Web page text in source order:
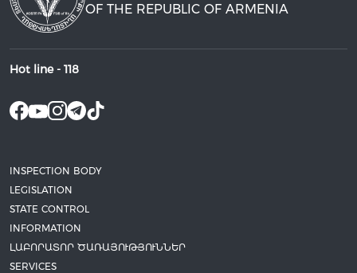
OF THE REPUBLIC OF ARMENIA
Hot line - 118
INSPECTION BODY
LEGISLATION
STATE CONTROL
INFORMATION
ԼԱԲՈՐԱՏՈՐ ԾԱՌԱՅՈՒԹՅՈՒՆՆԵՐ
SERVICES